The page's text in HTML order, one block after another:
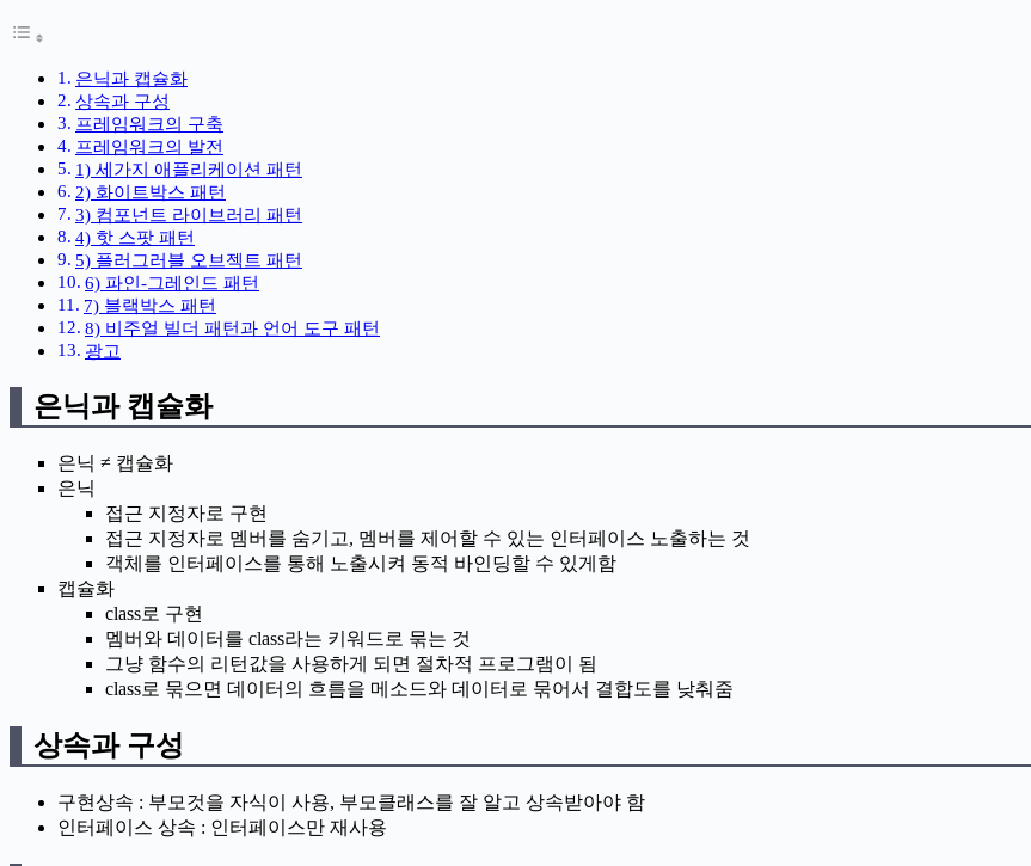
은닉과 캡슐화
상속과 구성
프레임워크의 구축
프레임워크의 발전
1) 세가지 애플리케이션 패턴
2) 화이트박스 패턴
3) 컴포넌트 라이브러리 패턴
4) 핫 스팟 패턴
5) 플러그러블 오브젝트 패턴
6) 파인-그레인드 패턴
7) 블랙박스 패턴
8) 비주얼 빌더 패턴과 언어 도구 패턴
광고
은닉과 캡슐화
은닉 ≠ 캡슐화
은닉
접근 지정자로 구현
접근 지정자로 멤버를 숨기고, 멤버를 제어할 수 있는 인터페이스 노출하는 것
객체를 인터페이스를 통해 노출시켜 동적 바인딩할 수 있게함
캡슐화
class로 구현
멤버와 데이터를 class라는 키워드로 묶는 것
그냥 함수의 리턴값을 사용하게 되면 절차적 프로그램이 됨
class로 묶으면 데이터의 흐름을 메소드와 데이터로 묶어서 결합도를 낮춰줌
상속과 구성
구현상속 : 부모것을 자식이 사용, 부모클래스를 잘 알고 상속받아야 함
인터페이스 상속 : 인터페이스만 재사용